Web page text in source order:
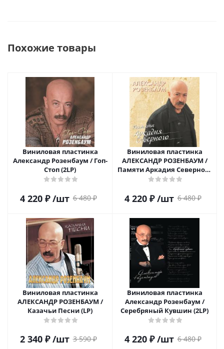
Похожие товары
Виниловая пластинка
Александр Розенбаум / Гоп-
Стоп (2LP)
4 220₽ /шт 6 480₽
Виниловая пластинка
АЛЕКСАНДР РОЗЕНБАУМ /
Памяти Аркадия Северного
(2LP)
4 220₽ /шт 6 480₽
Виниловая пластинка
АЛЕКСАНДР РОЗЕНБАУМ /
Казачьи Песни (LP)
2 340₽ /шт 3 590₽
Виниловая пластинка
Александр Розенбаум /
Серебряный Кувшин (2LP)
4 220₽ /шт 6 480₽